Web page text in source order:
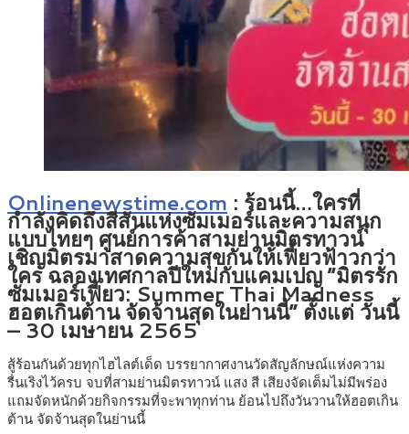
Onlinenewstime.com : ร้อนนี้…ใครที่
กำลังคิดถึงสีสันแห่งซัมเมอร์และความสนุก
แบบไทยๆ ศูนย์การค้าสามย่านมิตรทาวน์
เชิญมิตรมาสาดความสุขกันให้เฟี้ยวฟ้าวกว่า
ใคร ฉลองเทศกาลปีใหม่กับแคมเปญ “มิตรรัก
ซัมเมอร์เฟี้ยว: Summer Thai Madness
ฮอตเกินต้าน จัดจ้านสุดในย่านนี้” ตั้งแต่ วันนี้
– 30 เมษายน 2565
สู้ร้อนกันด้วยทุกไฮไลต์เด็ด บรรยากาศงานวัดสัญลักษณ์แห่งความ
รื่นเริงไว้ครบ จบที่สามย่านมิตรทาวน์ แสง สี เสียงจัดเต็มไม่มีพร่อง
แถมจัดหนักด้วยกิจกรรมที่จะพาทุกท่าน ย้อนไปถึงวันวานให้ฮอตเกิน
ต้าน จัดจ้านสุดในย่านนี้